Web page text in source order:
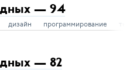
— 94
дизайн программирование
— 82